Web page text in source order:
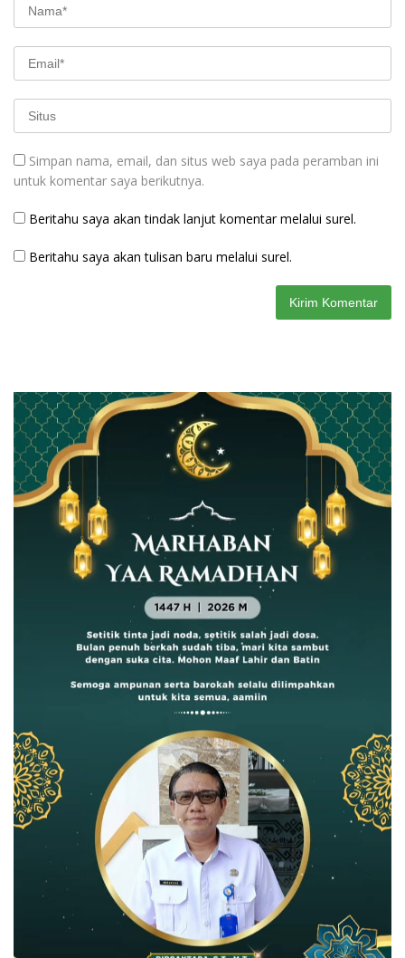
Simpan nama, email, dan situs web saya pada peramban ini
untuk komentar saya berikutnya.
Beritahu saya akan tindak lanjut komentar melalui surel.
Beritahu saya akan tulisan baru melalui surel.